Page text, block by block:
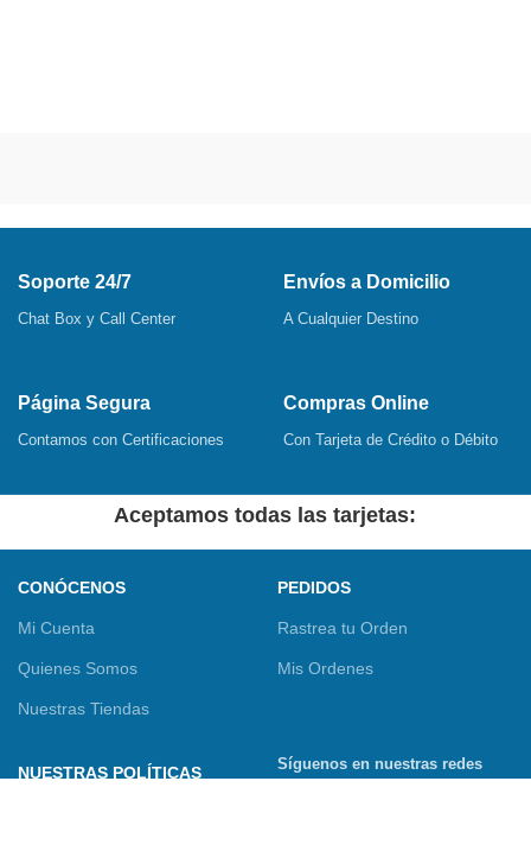
Soporte 24/7
Chat Box y Call Center
Envíos a Domicilio
A Cualquier Destino
Página Segura
Contamos con Certificaciones
Compras Online
Con Tarjeta de Crédito o Débito
Aceptamos todas las tarjetas:
CONÓCENOS
Mi Cuenta
Quienes Somos
Nuestras Tiendas
PEDIDOS
Rastrea tu Orden
Mis Ordenes
NUESTRAS POLÍTICAS
Síguenos en nuestras redes